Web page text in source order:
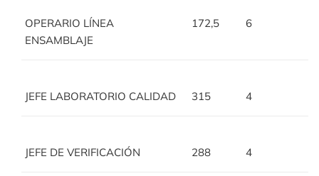
OPERARIO LÍNEA
ENSAMBLAJE
172,5 6
JEFE LABORATORIO CALIDAD 315 4
JEFE DE VERIFICACIÓN 288 4